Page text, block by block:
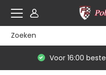
Voor 16:00